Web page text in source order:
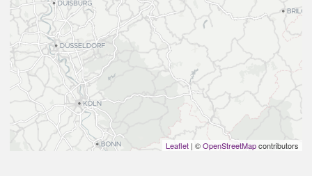
Leaflet | ©OpenStreetMapcontributors